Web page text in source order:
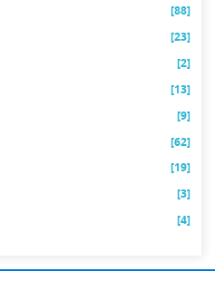
[88]
[23]
[2]
[13]
[9]
[62]
[19]
[3]
[4]